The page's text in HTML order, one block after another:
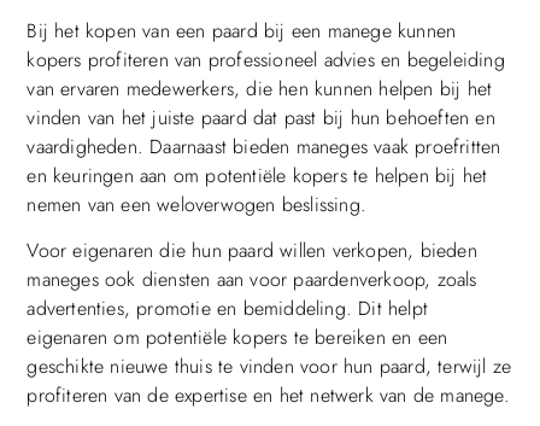
Bij het kopen van een paard bij een manege kunnen
kopers profiteren van professioneel advies en begeleiding
van ervaren medewerkers, die hen kunnen helpen bij het
vinden van het juiste paard dat past bij hun behoeften en
vaardigheden. Daarnaast bieden maneges vaak proefritten
en keuringen aan om potentiële kopers te helpen bij het
nemen van een weloverwogen beslissing.
Voor eigenaren die hun paard willen verkopen, bieden
maneges ook diensten aan voor paardenverkoop, zoals
advertenties, promotie en bemiddeling. Dit helpt
eigenaren om potentiële kopers te bereiken en een
geschikte nieuwe thuis te vinden voor hun paard, terwijl ze
profiteren van de expertise en het netwerk van de manege.